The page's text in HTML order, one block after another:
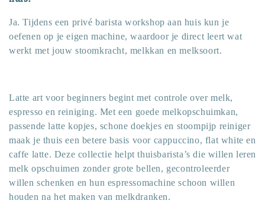
Ja. Tijdens een privé barista workshop aan huis kun je
oefenen op je eigen machine, waardoor je direct leert wat
werkt met jouw stoomkracht, melkkan en melksoort.
Latte art voor beginners begint met controle over melk,
espresso en reiniging. Met een goede melkopschuimkan,
passende latte kopjes, schone doekjes en stoompijp reiniger
maak je thuis een betere basis voor cappuccino, flat white en
caffe latte. Deze collectie helpt thuisbarista’s die willen leren
melk opschuimen zonder grote bellen, gecontroleerder
willen schenken en hun espressomachine schoon willen
houden na het maken van melkdranken.